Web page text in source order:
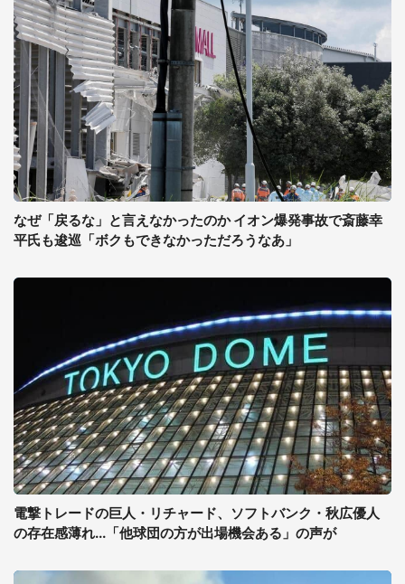
なぜ「戻るな」と言えなかったのか イオン爆発事故で斎藤幸
平氏も逡巡「ボクもできなかっただろうなあ」
電撃トレードの巨人・リチャード、ソフトバンク・秋広優人
の存在感薄れ...「他球団の方が出場機会ある」の声が